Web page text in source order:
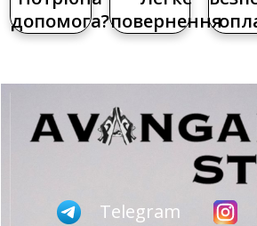
допомога?повернення
Telegram